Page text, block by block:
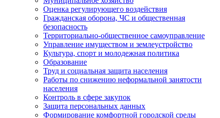
Оценка регулирующего воздействия
Гражданская оборона, ЧС и общественная
безопасность
Территориально-общественное самоуправление
Управление имуществом и землеустройство
Культура, спорт и молодежная политика
Образование
Труд и социальная защита населения
Работы по снижению неформальной занятости
населения
Контроль в сфере закупок
Защита персональных данных
Формирование комфортной городской среды